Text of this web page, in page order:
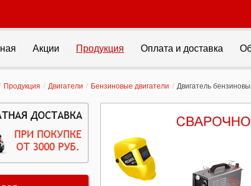
Акции Продукция Оплата и доставка
Продукция / Двигатели / Бензиновые двигатели / Двигатель